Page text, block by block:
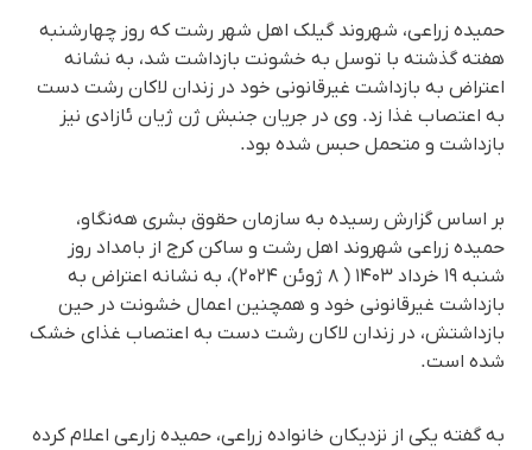
حمیده زراعی، شهروند گیلک اهل شهر رشت که روز چهارشنبه
هفته گذشته با توسل به خشونت بازداشت شد، به نشانه
اعتراض به بازداشت غیرقانونی خود در زندان لاکان رشت دست
به اعتصاب غذا زد. وی در جریان جنبش ژن ژیان ئازادی نیز
بازداشت و متحمل حبس شده بود.
بر اساس گزارش رسیده به سازمان حقوق بشری هه‌نگاو،
حمیده زراعی شهروند اهل رشت و ساکن کرج از بامداد روز
شنبه ۱۹ خرداد ۱۴۰۳ ( ۸ ژوئن ۲۰۲۴)، به نشانه اعتراض به
بازداشت غیرقانونی خود و همچنین اعمال خشونت در حین
بازداشتش، در زندان لاکان رشت دست به اعتصاب غذای خشک
شده است.
به گفته یکی از نزدیکان خانواده زراعی، حمیده زارعی اعلام کرده